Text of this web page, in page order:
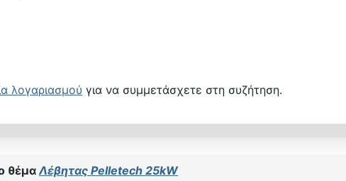
λογαριασμού για να συμμετάσχετε στη συζήτηση.
θέμαΛέβητας Pelletech 25kW